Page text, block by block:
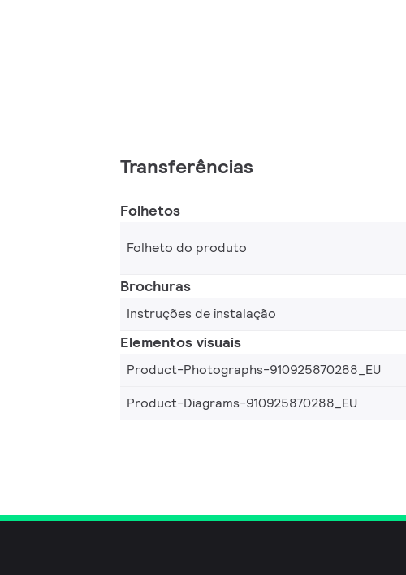
Transferências
Folhetos
Folheto do produto
Brochuras
Instruções de instalação
Elementos visuais
Product-Photographs-910925870288_EU
Product-Diagrams-910925870288_EU